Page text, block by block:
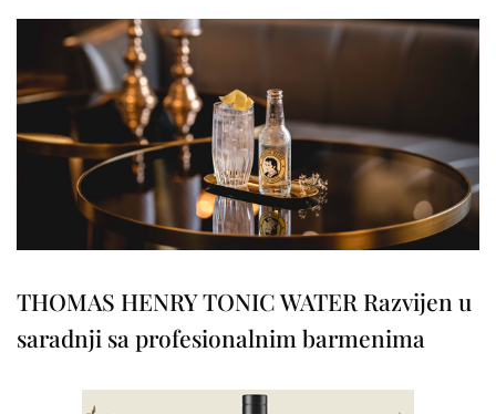
THOMAS HENRY TONIC WATER Razvijen u
saradnji sa profesionalnim barmenima